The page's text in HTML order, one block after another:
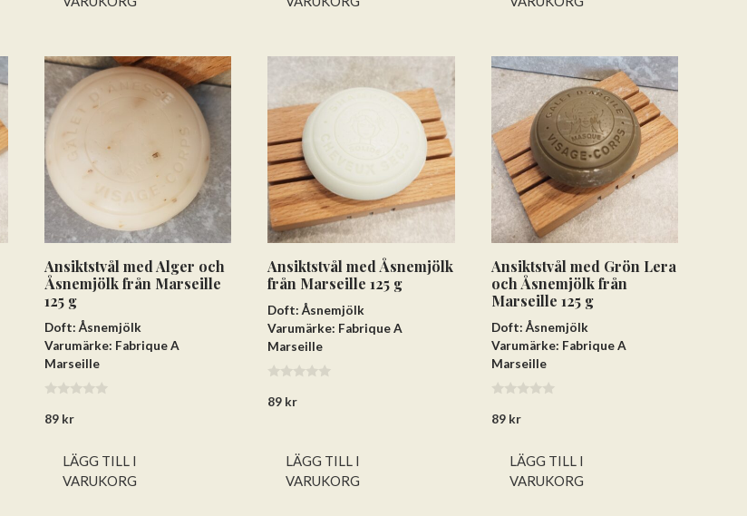
Ansiktstvål med Alger och
Åsnemjölk från Marseille
125 g
Doft: Åsnemjölk
Varumärke: Fabrique A
Marseille
a
89 kr
LÄGG TILL I
VARUKORG
Ansiktstvål med Åsnemjölk
från Marseille 125 g
Doft: Åsnemjölk
Varumärke: Fabrique A
Marseille
a
89 kr
LÄGG TILL I
VARUKORG
Ansiktstvål med Grön Lera
och Åsnemjölk från
Marseille 125 g
Doft: Åsnemjölk
Varumärke: Fabrique A
Marseille
a
89 kr
LÄGG TILL I
VARUKORG
Lägg till varorna i varukorgen
Gå till kassan och välj
Få hem dina varor först. Betala efteråt.
Betala via bankkonto eller betalkort/kreditkort